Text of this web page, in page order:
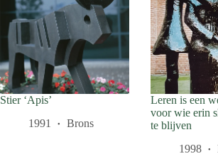
Stier ‘Apis’
1991
Brons
Leren is een
voor wie erin
te blijven
1998